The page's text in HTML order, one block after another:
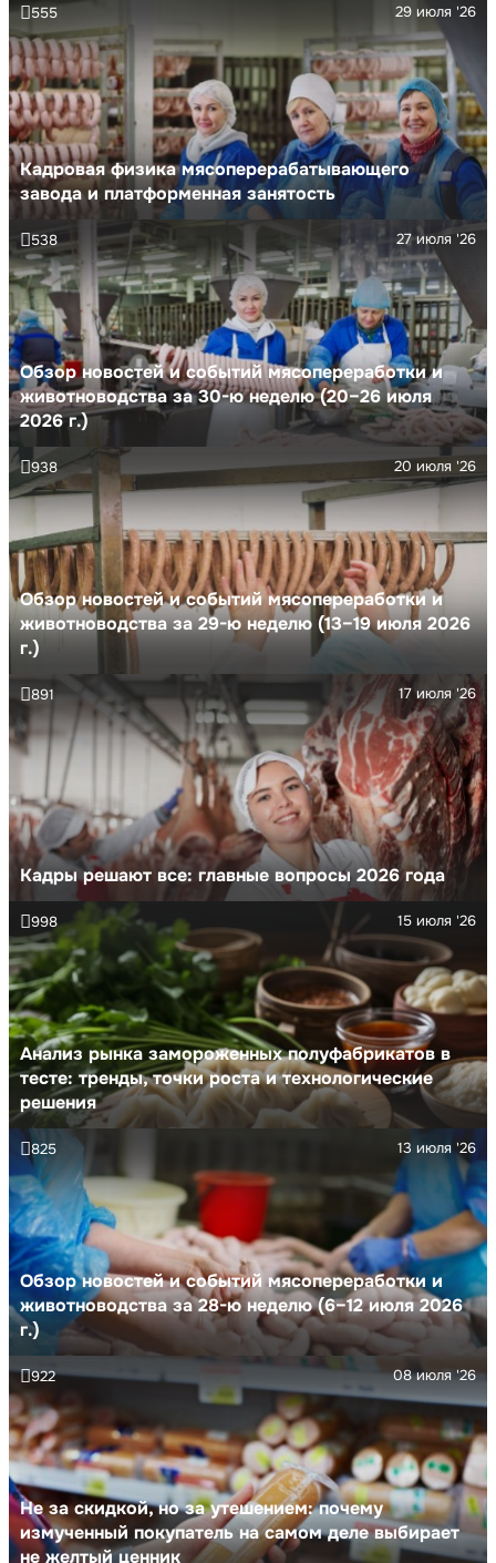
Кадровая физика мясоперерабатывающего
завода и платформенная занятость
29 июля '26
555
Обзор новостей и событий мясопереработки и
животноводства за 30-ю неделю (20–26 июля
2026 г.)
27 июля '26
538
Обзор новостей и событий мясопереработки и
животноводства за 29-ю неделю (13–19 июля 2026
г.)
20 июля '26
938
Кадры решают все: главные вопросы 2026 года
17 июля '26
891
Анализ рынка замороженных полуфабрикатов в
тесте: тренды, точки роста и технологические
решения
15 июля '26
998
Обзор новостей и событий мясопереработки и
животноводства за 28-ю неделю (6–12 июля 2026
г.)
13 июля '26
825
Не за скидкой, но за утешением: почему
измученный покупатель на самом деле выбирает
не желтый ценник
08 июля '26
922